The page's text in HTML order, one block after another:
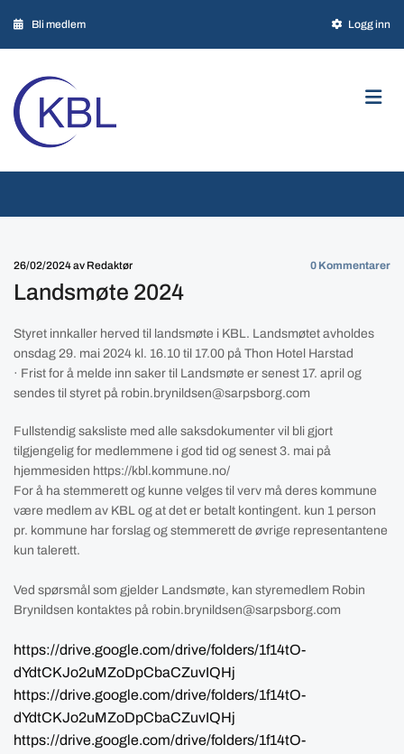
 Bli medlem  Logg inn
26/02/2024av Redaktør 0 Kommentarer
Landsmøte 2024
Styret innkaller herved til landsmøte i KBL. Landsmøtet avholdes
onsdag 29. mai 2024 kl. 16.10 til 17.00 på Thon Hotel Harstad
· Frist for å melde inn saker til Landsmøte er senest 17. april og
sendes til styret på robin.brynildsen@sarpsborg.com
Fullstendig saksliste med alle saksdokumenter vil bli gjort
tilgjengelig for medlemmene i god tid og senest 3. mai på
hjemmesiden https://kbl.kommune.no/
For å ha stemmerett og kunne velges til verv må deres kommune
være medlem av KBL og at det er betalt kontingent. kun 1 person
pr. kommune har forslag og stemmerett de øvrige representantene
kun talerett.
Ved spørsmål som gjelder Landsmøte, kan styremedlem Robin
Brynildsen kontaktes på robin.brynildsen@sarpsborg.com
https://drive.google.com/drive/folders/1f14tO-
dYdtCKJo2uMZoDpCbaCZuvIQHj
https://drive.google.com/drive/folders/1f14tO-
dYdtCKJo2uMZoDpCbaCZuvIQHj
https://drive.google.com/drive/folders/1f14tO-